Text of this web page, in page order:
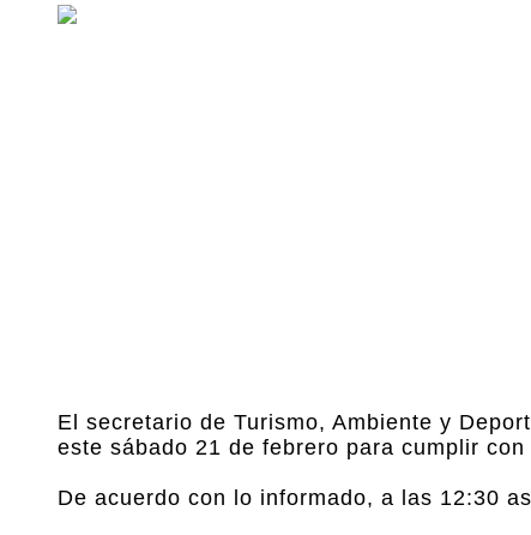
El secretario de Turismo, Ambiente y
este sábado 21 de febrero para cumplir
De acuerdo con lo informado, a las 12:30